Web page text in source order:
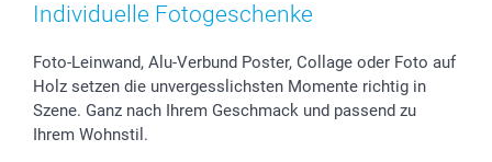
Individuelle Fotogeschenke
Foto-Leinwand, Alu-Verbund Poster, Collage oder Foto auf
Holz setzen die unvergesslichsten Momente richtig in
Szene. Ganz nach Ihrem Geschmack und passend zu
Ihrem Wohnstil.